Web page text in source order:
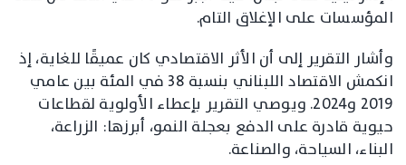
المؤسسات على الإغلاق التام.
وأشار التقرير إلى أن الأثر الاقتصادي كان عميقًا للغاية، إذ
انكمش الاقتصاد اللبناني بنسبة 38 في المئة بين عامي
2019 و2024. ويوصي التقرير بإعطاء الأولوية لقطاعات
حيوية قادرة على الدفع بعجلة النمو، أبرزها: الزراعة،
البناء، السياحة، والصناعة.